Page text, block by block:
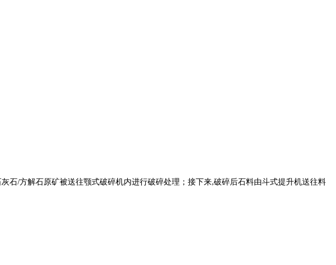
石/方解石原矿被送往颚式破碎机内进行破碎处理；接下来,破碎后石料由斗式提升机送往料